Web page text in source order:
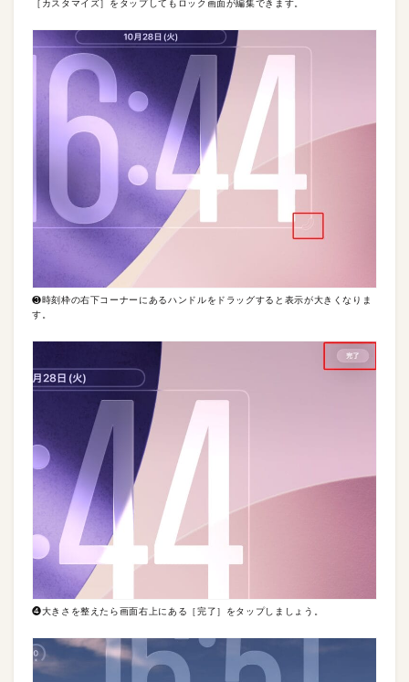
［カスタマイズ］をタップしてもロック画面が編集できます。
❸時刻枠の右下コーナーにあるハンドルをドラッグすると表示が大きくなりま
す。
❹大きさを整えたら画面右上にある［完了］をタップしましょう。